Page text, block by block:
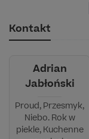
Kontakt
Adrian
Jabłoński
Proud, Przesmyk,
Niebo. Rok w
piekle, Kuchenne